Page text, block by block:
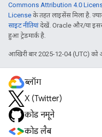
Commons Attribution 4.0
License के तहत लाइसेंस मिला है.
साइट नीतियांदेखें. Oracle और/या इससे
हुआ ट्रेडमार्क है.
आखिरी बार 2025-12-04 (UTC) को
ब्लॉग
X (Twitter)
कोड नमूने
कोड लैब